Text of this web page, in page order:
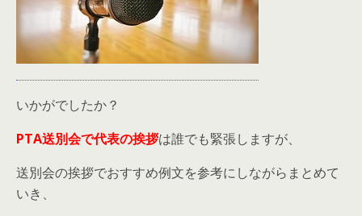
いかがでしたか？
PTA送別会で代表の挨拶は誰でも緊張しますが、
送別会の挨拶でおすすめ例文を参考にしながらまとめて
いき、